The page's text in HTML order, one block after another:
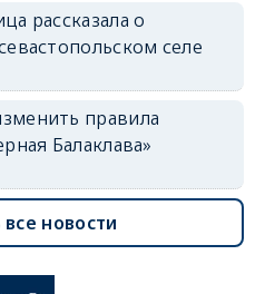
рассказала о
селе
правила
Балаклава»
новости